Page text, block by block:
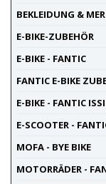
BEKLEIDUNG &
E-BIKE-ZUBEHÖR
E-BIKE - FANTIC
FANTIC E-BIKE
E-BIKE - FANTIC
E-SCOOTER -
MOFA - BYE BIKE
MOTORRÄDER -